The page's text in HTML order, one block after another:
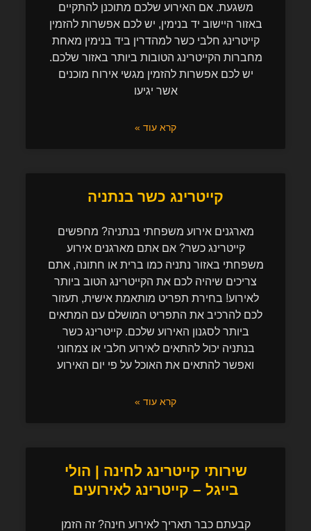
משגעת. אם האירוע שלכם מתוכנן להתקיים
באזור היישוב יד בנימין, יש לכם אפשרות להזמין
קייטרינג חלבי כשר למהדרין ביד בנימין מאחת
מחברות הקייטרינג הטובות ביותר באזור שלכם.
יש לכם אפשרות להזמין מגשי אירוח מוכנים
אשר יגיעו
קרא עוד »
קייטרינג כשר בנתניה
מארגנים אירוע משפחתי בנתניה? מחפשים
קייטרינג כשר? אם אתם מארגנים אירוע
משפחתי באזור נתניה כמו ברית או חתונה, אתם
צריכים שיהיה לכם את הקייטרינג הטוב ביותר
לאירוע! בחירת תפריט מותאמת אישית, תעזור
לכם להרכיב את התפריט המושלם עם המתאים
ביותר לסגנון האירוע שלכם. קייטרינג כשר
בנתניה יכול להתאים לאירוע חלבי או צמחוני
ואפשר להתאים את האוכל על פי יום האירוע
קרא עוד »
שירותי קייטרינג לחינה | הולי
בייגל – קייטרינג לאירועים
קבעתם כבר תאריך לאירוע חינה? זה הזמן